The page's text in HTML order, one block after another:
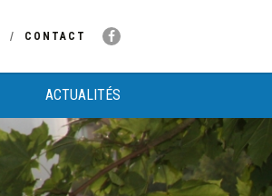
CONTACT
ACTUALITÉS